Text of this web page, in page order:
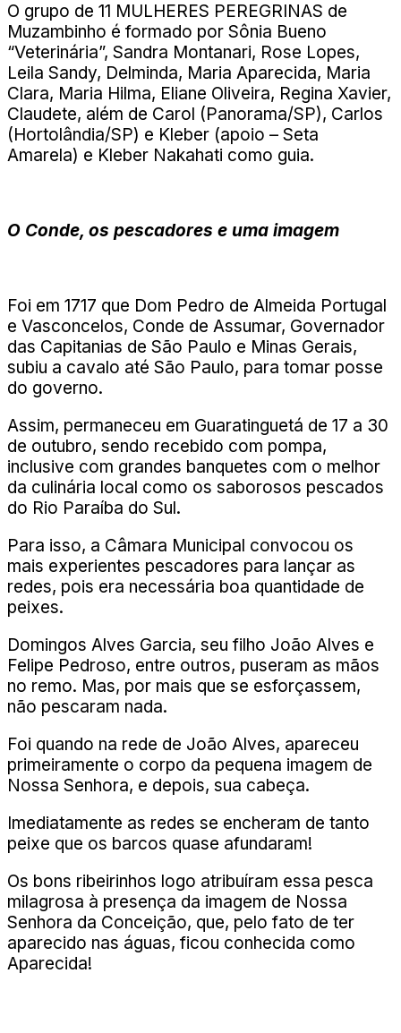
O grupo de 11 MULHERES PEREGRINAS de
Muzambinho é formado por Sônia Bueno
“Veterinária”, Sandra Montanari, Rose Lopes,
Leila Sandy, Delminda, Maria Aparecida, Maria
Clara, Maria Hilma, Eliane Oliveira, Regina Xavier,
Claudete, além de Carol (Panorama/SP), Carlos
(Hortolândia/SP) e Kleber (apoio – Seta
Amarela) e Kleber Nakahati como guia.
O Conde, os pescadores e uma imagem
Foi em 1717 que Dom Pedro de Almeida Portugal
e Vasconcelos, Conde de Assumar, Governador
das Capitanias de São Paulo e Minas Gerais,
subiu a cavalo até São Paulo, para tomar posse
do governo.
Assim, permaneceu em Guaratinguetá de 17 a 30
de outubro, sendo recebido com pompa,
inclusive com grandes banquetes com o melhor
da culinária local como os saborosos pescados
do Rio Paraíba do Sul.
Para isso, a Câmara Municipal convocou os
mais experientes pescadores para lançar as
redes, pois era necessária boa quantidade de
peixes.
Domingos Alves Garcia, seu filho João Alves e
Felipe Pedroso, entre outros, puseram as mãos
no remo. Mas, por mais que se esforçassem,
não pescaram nada.
Foi quando na rede de João Alves, apareceu
primeiramente o corpo da pequena imagem de
Nossa Senhora, e depois, sua cabeça.
Imediatamente as redes se encheram de tanto
peixe que os barcos quase afundaram!
Os bons ribeirinhos logo atribuíram essa pesca
milagrosa à presença da imagem de Nossa
Senhora da Conceição, que, pelo fato de ter
aparecido nas águas, ficou conhecida como
Aparecida!